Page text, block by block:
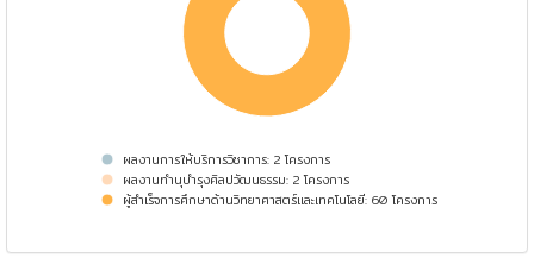
ผลงานการให้บริการวิชาการ: 2 โครงการ
ผลงานทำนุบำรุงศิลปวัฒนธรรม: 2 โครงการ
ผู้สำเร็จการศึกษาด้านวิทยาศาสตร์และเทคโนโลยี: 60 โครงการ